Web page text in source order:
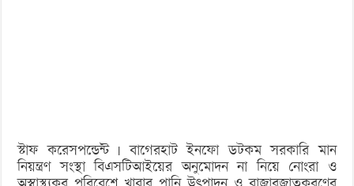
স্টাফ করেসপন্ডেন্ট | বাগেরহাট ইনফো ডটকম সরকারি মান
নিয়ন্ত্রণ সংস্থা বিএসটিআইয়ের অনুমোদন না নিয়ে নোংরা ও